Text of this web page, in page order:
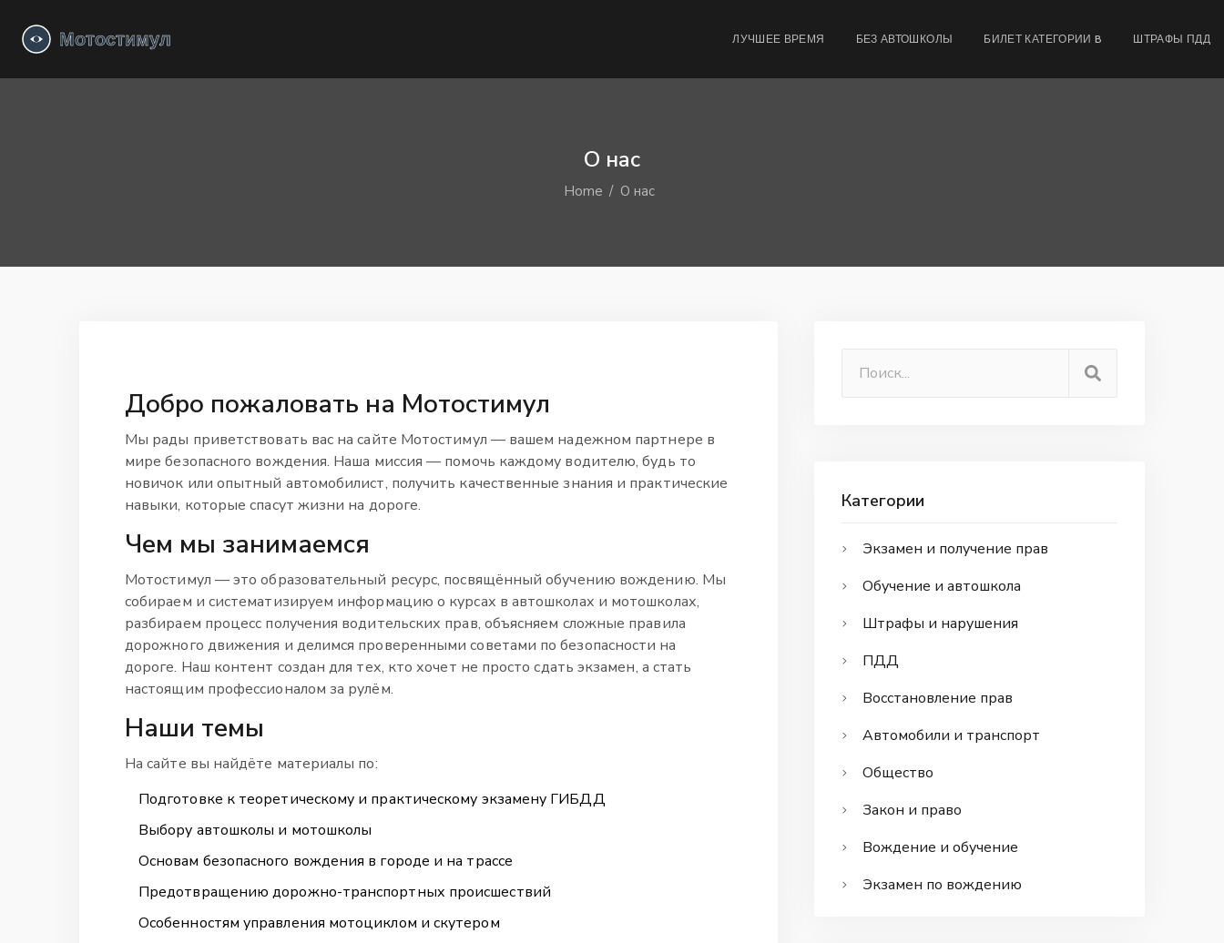
ЛУЧШЕЕ ВРЕМЯ БЕЗ АВТОШКОЛЫ БИЛЕТ КАТЕГОРИИ B ШТРАФЫ ПДД
О нас
Home О нас
Добро пожаловать на Мотостимул
Мы рады приветствовать вас на сайте Мотостимул — вашем надежном партнере в
мире безопасного вождения. Наша миссия — помочь каждому водителю, будь то
новичок или опытный автомобилист, получить качественные знания и практические
навыки, которые спасут жизни на дороге.
Чем мы занимаемся
Мотостимул — это образовательный ресурс, посвящённый обучению вождению. Мы
собираем и систематизируем информацию о курсах в автошколах и мотошколах,
разбираем процесс получения водительских прав, объясняем сложные правила
дорожного движения и делимся проверенными советами по безопасности на
дороге. Наш контент создан для тех, кто хочет не просто сдать экзамен, а стать
настоящим профессионалом за рулём.
Наши темы
На сайте вы найдёте материалы по:
Подготовке к теоретическому и практическому экзамену ГИБДД
Выбору автошколы и мотошколы
Основам безопасного вождения в городе и на трассе
Предотвращению дорожно-транспортных происшествий
Особенностям управления мотоциклом и скутером
Категории
Экзамен и получение прав
Обучение и автошкола
Штрафы и нарушения
ПДД
Восстановление прав
Автомобили и транспорт
Общество
Закон и право
Вождение и обучение
Экзамен по вождению